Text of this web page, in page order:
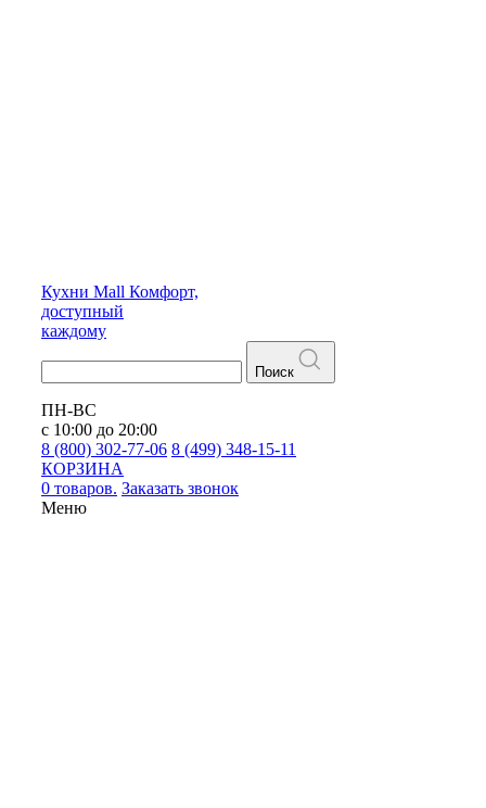
Кухни Mall Комфорт,
доступный
каждому
Поиск
ПН-ВС
с 10:00 до 20:00
8 (800) 302-77-06 8 (499) 348-15-11
КОРЗИНА
0 товаров. Заказать звонок
Меню